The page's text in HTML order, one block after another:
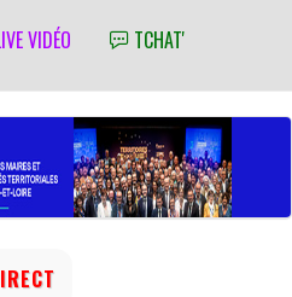
VIDÉO TCHAT'